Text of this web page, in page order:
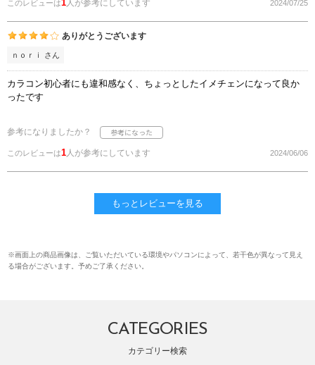
このレビューは1人が参考にしています 2024/07/25
ありがとうございます
ｎｏｒｉ さん
カラコン初心者にも違和感なく、ちょっとしたイメチェンになって良か
ったです
参考になりましたか？
このレビューは1人が参考にしています 2024/06/06
もっとレビューを見る
※画面上の商品画像は、ご覧いただいている環境やパソコンによって、若干色が異なって見え
る場合がございます。予めご了承ください。
CATEGORIES
カテゴリー検索